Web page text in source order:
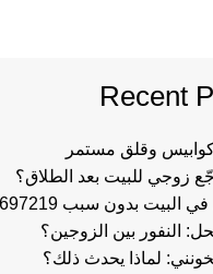
Recent
وقلق مستمر
زوجي للبيت بعد الطلاق؟
بدون سبب 00905397697219
النفور بين الزوجين؟
لماذا يحدث ذلك؟